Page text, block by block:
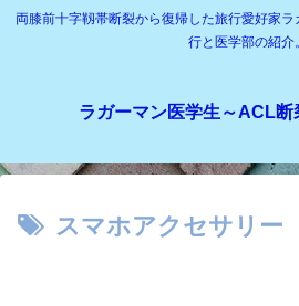
両膝前十字靱帯断裂から復帰した旅行愛好家
行と医学部の紹介。
ラガーマン医学生～ACL断
スマホアクセサリー